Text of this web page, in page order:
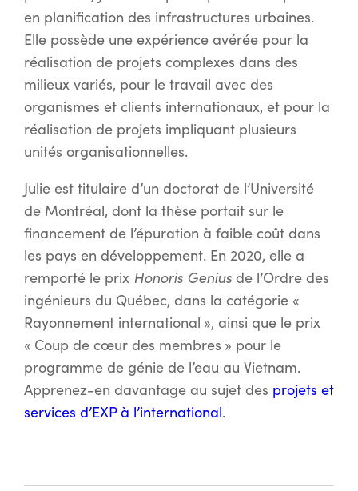
en planification des infrastructures urbaines.
Elle possède une expérience avérée pour la
réalisation de projets complexes dans des
milieux variés, pour le travail avec des
organismes et clients internationaux, et pour la
réalisation de projets impliquant plusieurs
unités organisationnelles.
Julie est titulaire d’un doctorat de l’Université
de Montréal, dont la thèse portait sur le
financement de l’épuration à faible coût dans
les pays en développement. En 2020, elle a
remporté le prix Honoris Genius de l’Ordre des
ingénieurs du Québec, dans la catégorie «
Rayonnement international », ainsi que le prix
« Coup de cœur des membres » pour le
programme de génie de l’eau au Vietnam.
Apprenez-en davantage au sujet des projets et
services d’EXP à l’international.